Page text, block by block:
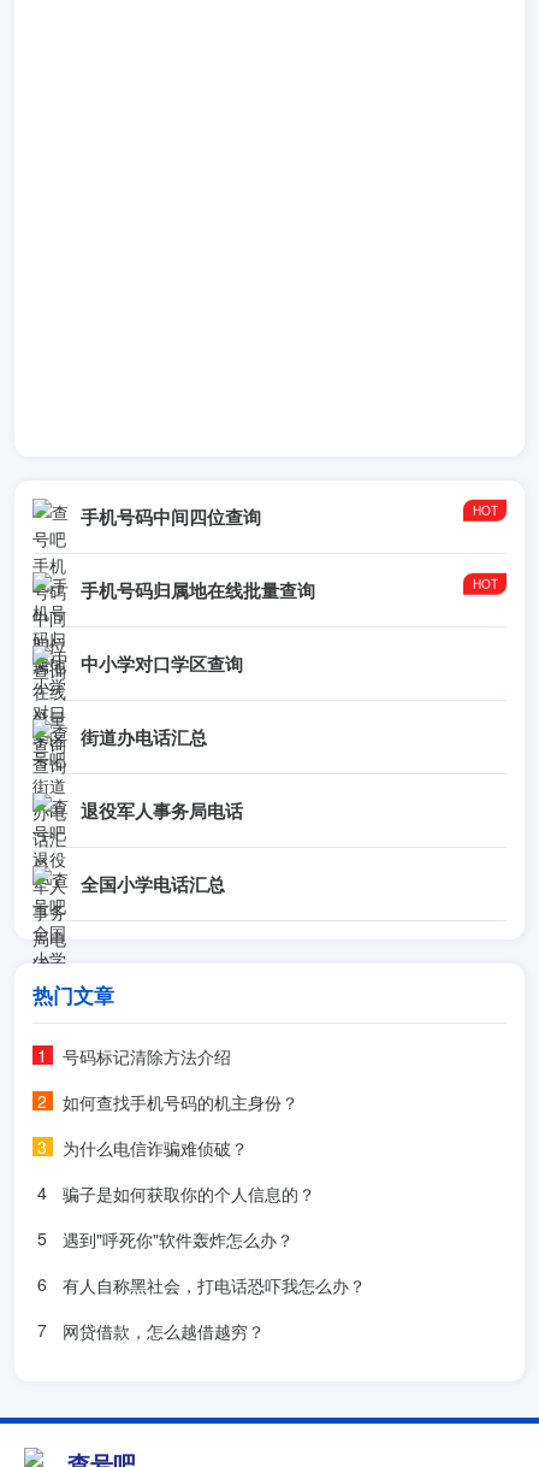
手机号码中间四位查询
手机号码归属地在线批量查询
中小学对口学区查询
街道办电话汇总
退役军人事务局电话
全国小学电话汇总
热门文章
号码标记清除方法介绍
如何查找手机号码的机主身份？
为什么电信诈骗难侦破？
骗子是如何获取你的个人信息的？
遇到"呼死你"软件轰炸怎么办？
有人自称黑社会，打电话恐吓我怎么办？
网贷借款，怎么越借越穷？